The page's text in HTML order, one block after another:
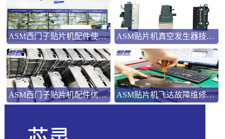
ASM西门子贴片机配件使用指南 ASM贴片机真空发生器技术解析
ASM西门子贴片机配件优势解析 ASM贴片机飞达故障维修：三类典型问题的系统化处理